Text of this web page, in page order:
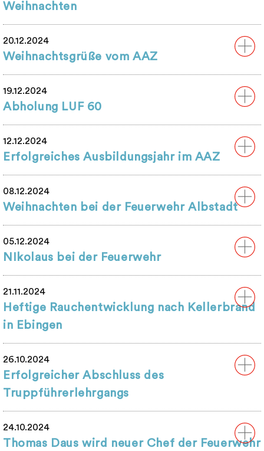
Weihnachten
20.12.2024
Weihnachtsgrüße vom AAZ
19.12.2024
Abholung LUF 60
12.12.2024
Erfolgreiches Ausbildungsjahr im AAZ
08.12.2024
Weihnachten bei der Feuerwehr Albstadt
05.12.2024
NIkolaus bei der Feuerwehr
21.11.2024
Heftige Rauchentwicklung nach Kellerbrand
in Ebingen
26.10.2024
Erfolgreicher Abschluss des
Truppführerlehrgangs
24.10.2024
Thomas Daus wird neuer Chef der Feuerwehr